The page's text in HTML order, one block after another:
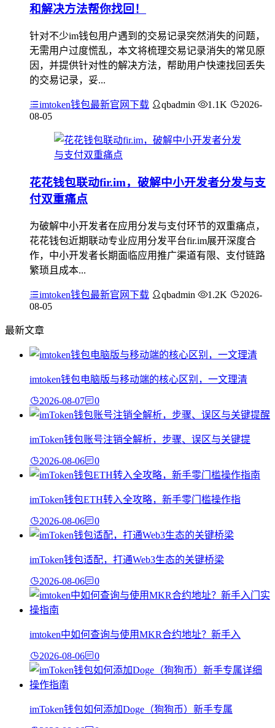
和解决方法帮你找回！
针对不少im钱包用户遇到的交易记录突然消失的问题，
无需用户过度慌乱，本文将梳理交易记录消失的常见原
因，并提供针对性的解决方法，帮助用户快速找回丢失
的交易记录，妥...
imtoken钱包最新官网下载 qbadmin 1.1K
2026-
08-05
花花钱包联动fir.im，破解中小开发者分发与支
付双重痛点
为破解中小开发者在应用分发与支付环节的双重痛点，
花花钱包近期联动专业应用分发平台fir.im展开深度合
作，中小开发者长期面临应用推广渠道有限、支付链路
繁琐且成本...
imtoken钱包最新官网下载 qbadmin 1.2K
2026-
08-05
最新文章
imtoken钱包电脑版与移动端的核心区别，一文理清
2026-08-07 0
imToken钱包账号注销全解析，步骤、误区与关键提
2026-08-06 0
imToken钱包ETH转入全攻略，新手零门槛操作指
2026-08-06 0
imToken钱包适配，打通Web3生态的关键桥梁
2026-08-06 0
imtoken中如何查询与使用MKR合约地址？新手入
2026-08-06 0
imToken钱包如何添加Doge（狗狗币）新手专属